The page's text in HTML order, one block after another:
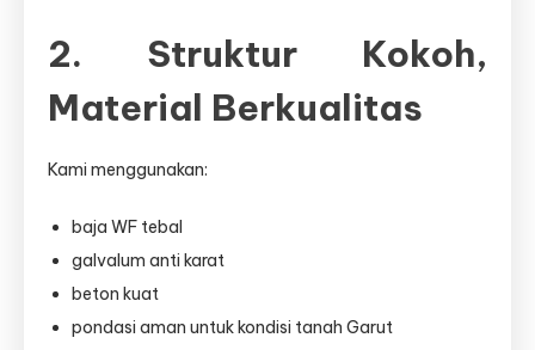
2. Struktur Kokoh,
Material Berkualitas
Kami menggunakan:
baja WF tebal
galvalum anti karat
beton kuat
pondasi aman untuk kondisi tanah Garut